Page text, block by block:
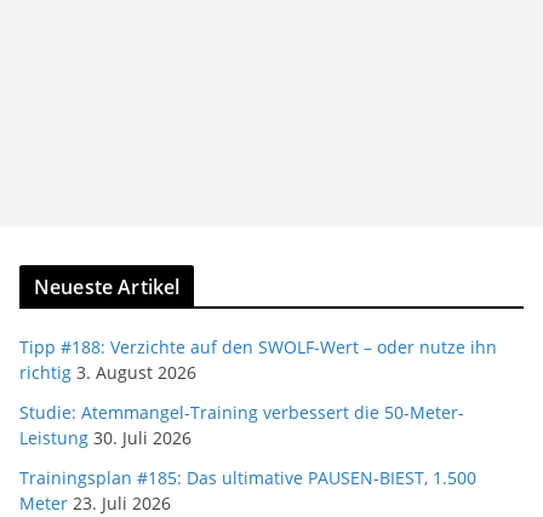
Neueste Artikel
Tipp #188: Verzichte auf den SWOLF-Wert – oder nutze ihn
richtig 3. August 2026
Studie: Atemmangel-Training verbessert die 50-Meter-
Leistung 30. Juli 2026
Trainingsplan #185: Das ultimative PAUSEN-BIEST, 1.500
Meter 23. Juli 2026